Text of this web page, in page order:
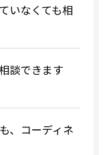
いなくても相
談できます
、コーディネ